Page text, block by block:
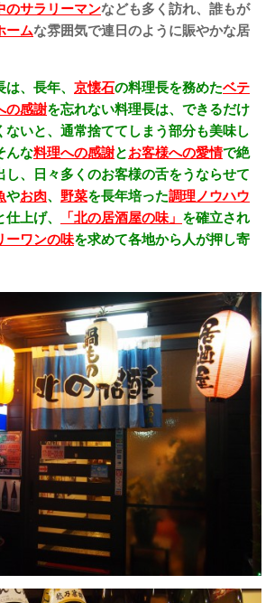
のサラリーマンなども多く訪れ、誰もが
ームな雰囲気で連日のように賑やかな居
、長年、 京懐石の料理長を務めたベテ
の感謝を忘れない料理長は、できるだけ
ないと、通常捨ててしまう部分も美味し
んな料理への感謝とお客様への愛情で絶
し、日々多くのお客様の舌をうならせて
やお肉、 野菜を長年培った調理ノウハウ
上げ、
「北の居酒屋の味」 を確立され
ーワンの味を求めて各地から人が押し寄